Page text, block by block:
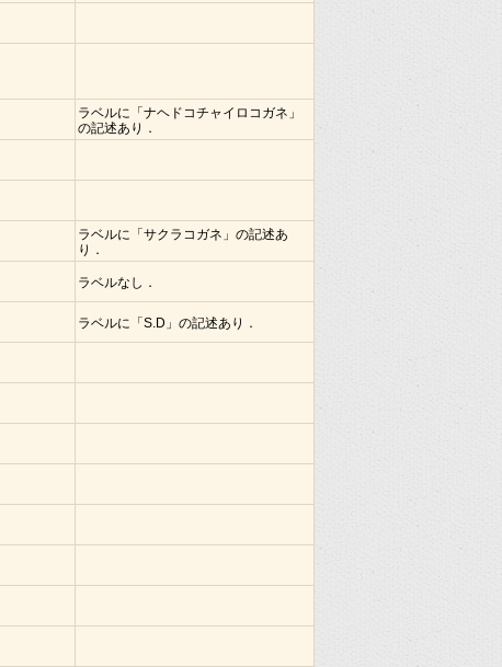
ラベルに「ナヘドコチャイロコガネ」
の記述あり．
ラベルに「サクラコガネ」の記述あ
り．
ラベルなし．
ラベルに「S.D」の記述あり．